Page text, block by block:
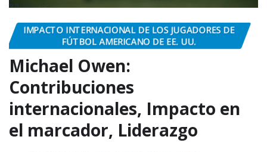
IMPACTO INTERNACIONAL DE LOS JUGADORES DE
FÚTBOL AMERICANO DE EE. UU.
Michael Owen:
Contribuciones
internacionales, Impacto en
el marcador, Liderazgo